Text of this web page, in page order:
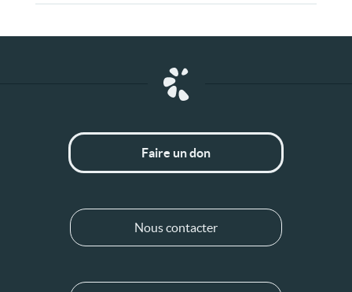
Faire un don
Nous contacter